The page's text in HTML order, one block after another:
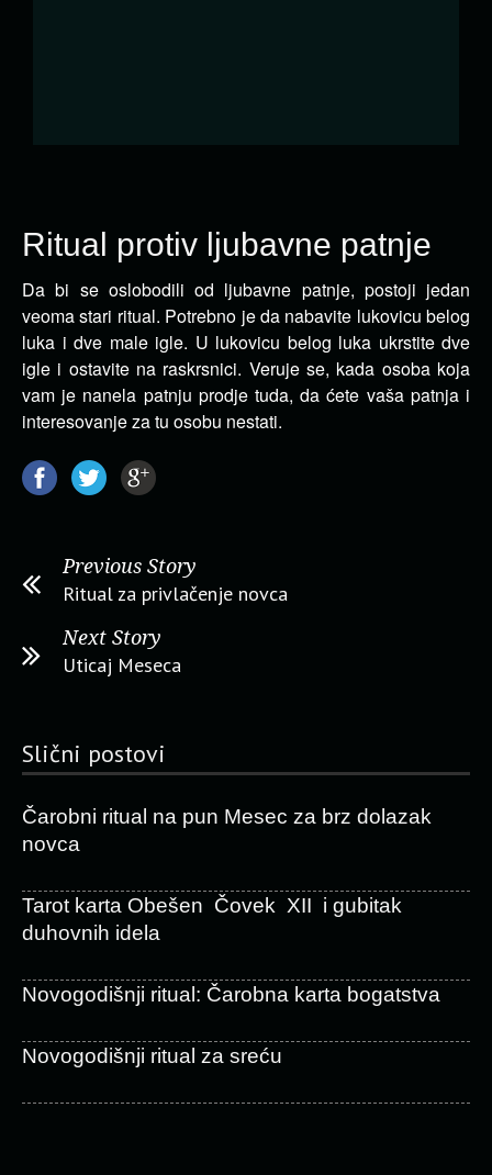
Ritual protiv ljubavne patnje
Da bi se oslobodili od ljubavne patnje, postoji jedan
veoma stari ritual. Potrebno je da nabavite lukovicu belog
luka i dve male igle. U lukovicu belog luka ukrstite dve
igle i ostavite na raskrsnici. Veruje se, kada osoba koja
vam je nanela patnju prodje tuda, da ćete vaša patnja i
interesovanje za tu osobu nestati.
Previous Story
Ritual za privlačenje novca
Next Story
Uticaj Meseca
Slični postovi
Čarobni ritual na pun Mesec za brz dolazak
novca
Tarot karta Obešen Čovek XII i gubitak
duhovnih idela
Novogodišnji ritual: Čarobna karta bogatstva
Novogodišnji ritual za sreću